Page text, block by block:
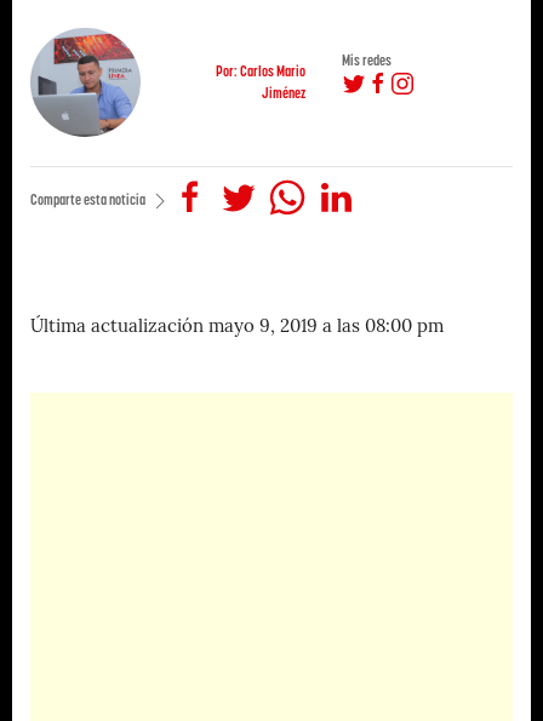
Por: Carlos Mario
Jiménez
Mis redes
Comparte esta noticia
Última actualización mayo 9, 2019 a las 08:00 pm